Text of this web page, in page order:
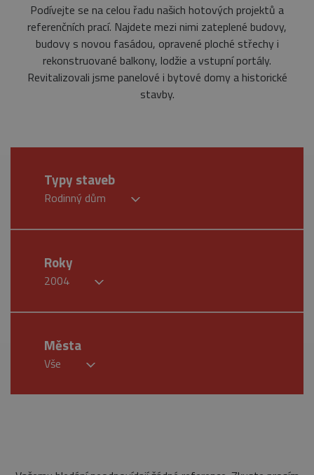
Podívejte se na celou řadu našich hotových projektů a
referenčních prací. Najdete mezi nimi zateplené budovy,
budovy s novou fasádou, opravené ploché střechy i
rekonstruované balkony, lodžie a vstupní portály.
Revitalizovali jsme panelové i bytové domy a historické
stavby.
Typy staveb
Rodinný dům
Roky
2004
Města
Vše